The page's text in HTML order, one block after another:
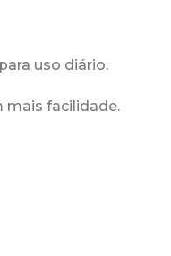
uso diário.
mais facilidade.